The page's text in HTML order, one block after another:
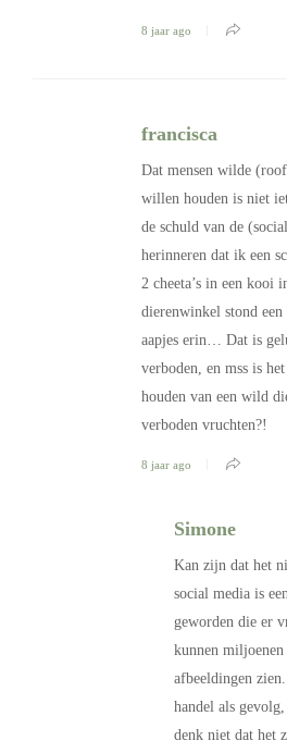
8 jaar ago
francisca
Dat mensen wilde
willen houden is niet
de schuld van de
herinneren dat ik een
2 cheeta’s in een kooi
dierenwinkel stond
aapjes erin… Dat is
verboden, en mss is
houden van een wild
verboden vruchten?!
8 jaar ago
Simone
Kan zijn dat het
social media is
geworden die er
kunnen miljoenen
afbeeldingen
handel als
denk niet dat het